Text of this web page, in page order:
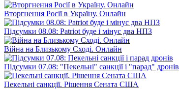
Вторгнення Росії в Україну. Онлайн
Підсумки 08.08: Patriot буде і мінус два НПЗ
Війна на Близькому Сході. Онлайн
Підсумки 07.08: "Пекельні" санкції і "парад" дронів
Пекельні санкції. Рішення Сената США